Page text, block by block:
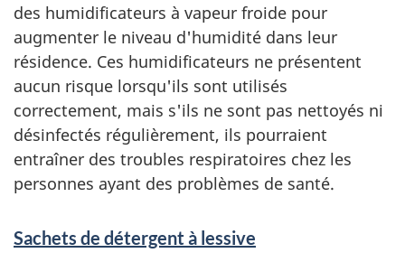
des humidificateurs à vapeur froide pour
augmenter le niveau d'humidité dans leur
résidence. Ces humidificateurs ne présentent
aucun risque lorsqu'ils sont utilisés
correctement, mais s'ils ne sont pas nettoyés ni
désinfectés régulièrement, ils pourraient
entraîner des troubles respiratoires chez les
personnes ayant des problèmes de santé.
Sachets de détergent à lessive